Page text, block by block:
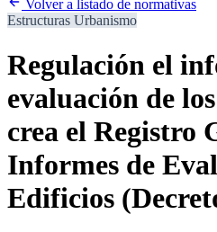
Volver a listado de normativas
Estructuras Urbanismo
Regulación el
evaluación de
crea el Registro
Informes de
Edificios